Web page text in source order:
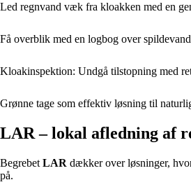
Led regnvand væk fra kloakken med en
Få overblik med en logbog over
Kloakinspektion: Undgå tilstopning med
Grønne tage som effektiv løsning til
LAR – lokal afledning af
Begrebet LAR dækker over løsninger,
på.